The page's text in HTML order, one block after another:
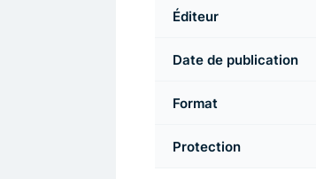
Éditeur
Date de publication
Format
Protection